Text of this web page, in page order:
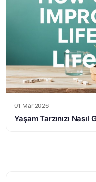
01 Mar 2026
Yaşam Tarzınızı